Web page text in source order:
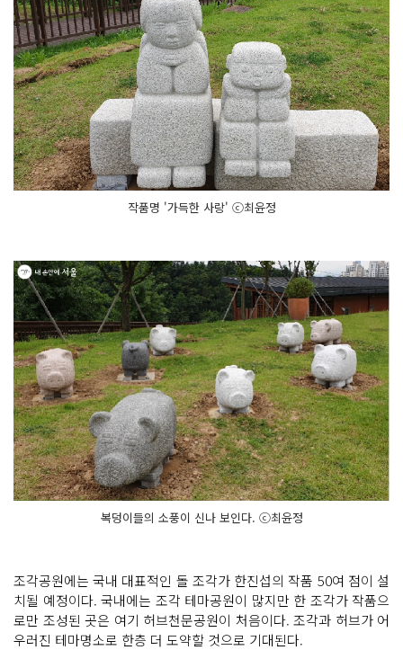
작품명 '가득한 사랑' ⓒ최윤정
복덩이들의 소풍이 신나 보인다. ⓒ최윤정
조각공원에는 국내 대표적인 돌 조각가 한진섭의 작품 50여 점이 설
치될 예정이다. 국내에는 조각 테마공원이 많지만 한 조각가 작품으
로만 조성된 곳은 여기 허브천문공원이 처음이다. 조각과 허브가 어
우러진 테마명소로 한층 더 도약할 것으로 기대된다.